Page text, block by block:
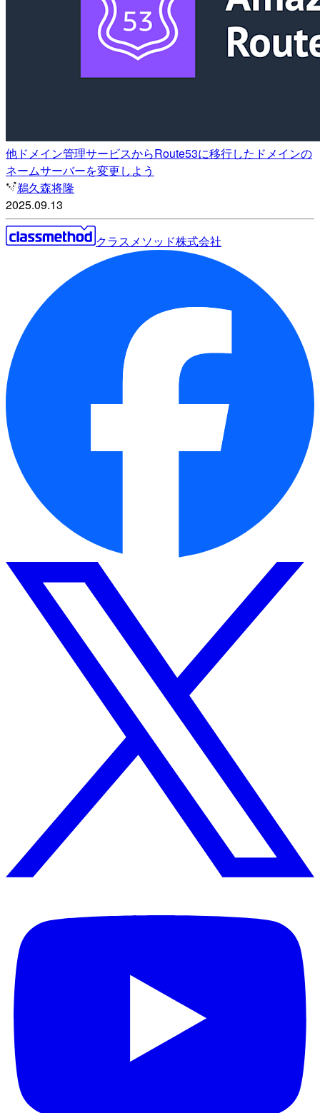
他ドメイン管理サービスからRoute53に移行したドメインの
ネームサーバーを変更しよう
鵜久森将隆
2025.09.13
クラスメソッド株式会社